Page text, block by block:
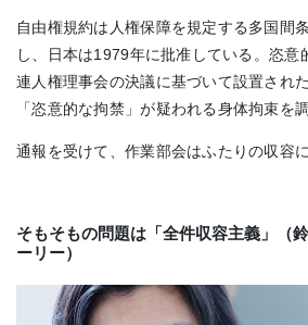
自由権規約は人権保障を規定する多国間
し、日本は1979年に批准している。恣意
連人権理事会の決議に基づいて設置され
「恣意的な拘禁」が疑われる身体拘束を
通報を受けて、作業部会はふたりの収容
そもそもの問題は「全件収容主義」（
ーリー）